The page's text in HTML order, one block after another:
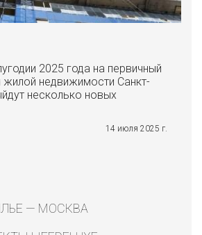
2025 года на первичный
жилой недвижимости Санкт-
несколько новых
14 июля 2025 г.
— МОСКВА